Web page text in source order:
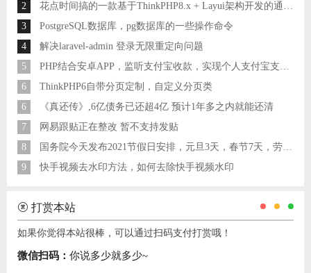
2
花点时间搞的一款基于ThinkPHP8.x + Layui架构开发的通用后台管理系统
3
PostgreSQL数据库，pg数据库的一些操作命令
4
解决laravel-admin 登录无限重定向问题
5
PHP结合安卓APP，监听支付宝收款，实现个人支付宝支付接口
6
ThinkPHP6自带分页定制，自定义分页类
6
《真还传》,6亿债务已还超4亿 预计1年多之内就能还清
7
网易跟贴正在整改 暂不支持发贴
8
国务院今天发布2021节假日安排，元旦3天，春节7天，劳动节5天
9
快手视频去水印方法，如何去除快手视频水印
打赏本站
如果你觉得本站很棒，可以通过扫码支付打赏哦！
微信扫码： 你说多少就多少~